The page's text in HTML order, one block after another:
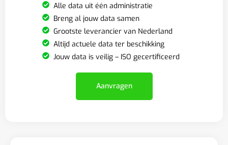
Alle data uit één administratie
Breng al jouw data samen
Grootste leverancier van Nederland
Altijd actuele data ter beschikking
Jouw data is veilig – ISO gecertificeerd
Aanvragen